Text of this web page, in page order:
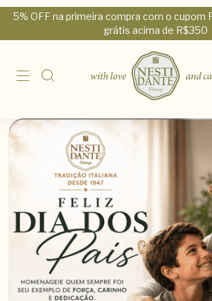
5% OFF na primeira compra com o cupom
grátis acima de R$350